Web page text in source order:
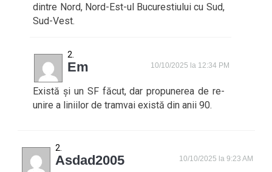
dintre Nord, Nord-Est-ul Bucurestiului cu Sud,
Sud-Vest.
Em 10/10/2025 la 12:34 PM
Există și un SF făcut, dar propunerea de re-
unire a liniilor de tramvai există din anii 90.
Asdad2005 10/10/2025 la 9:23 AM